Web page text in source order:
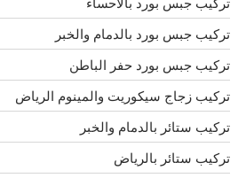
تركيب جبس بورد بالدمام والخبر
تركيب جبس بورد حفر الباطن
تركيب زجاج سيكوريت والمينوم الرياض
تركيب ستائر بالدمام والخبر
تركيب ستائر بالرياض